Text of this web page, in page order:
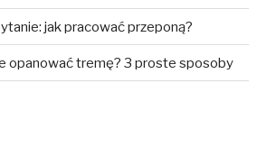
jak pracować przeponą?
opanować tremę? 3 proste sposoby